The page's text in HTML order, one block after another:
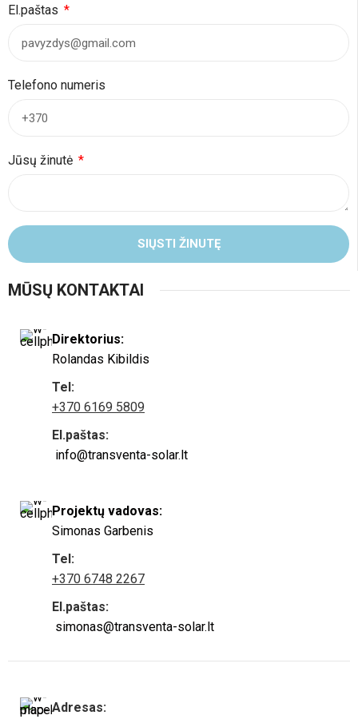
El.paštas
Telefono numeris
Jūsų žinutė
SIŲSTI ŽINUTĘ
MŪSŲ KONTAKTAI
Direktorius:
Rolandas Kibildis
Tel:
+370 6169 5809
El.paštas:
info@transventa-solar.lt
Projektų vadovas:
Simonas Garbenis
Tel:
+370 6748 2267
El.paštas:
simonas@transventa-solar.lt
Adresas: